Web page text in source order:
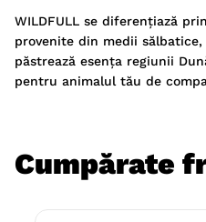
WILDFULL se diferențiază
provenite din medii
păstrează esența regiunii
pentru animalul tău de
Cumpărate